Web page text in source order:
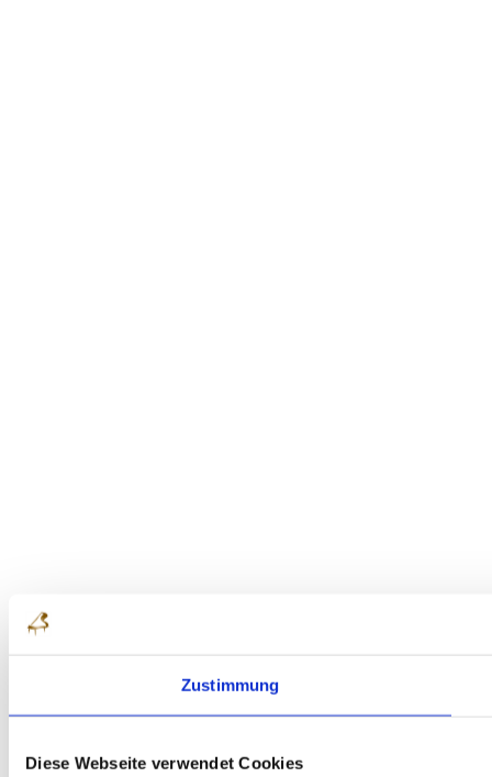
Zustimmung
Diese Webseite verwendet Cookies